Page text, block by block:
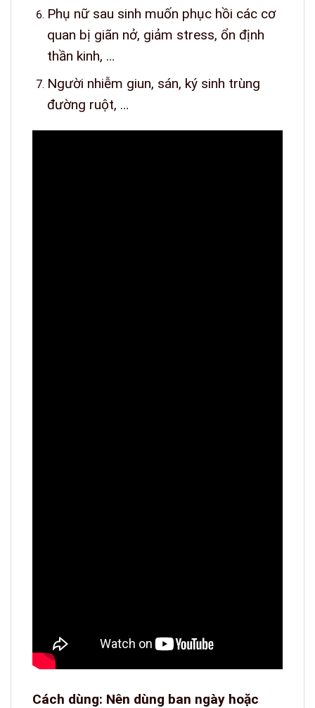
Phụ nữ sau sinh muốn phục hồi các cơ
quan bị giãn nở, giảm stress, ổn định
thần kinh, …
Người nhiễm giun, sán, ký sinh trùng
đường ruột, …
Cách dùng: Nên dùng ban ngày hoặc